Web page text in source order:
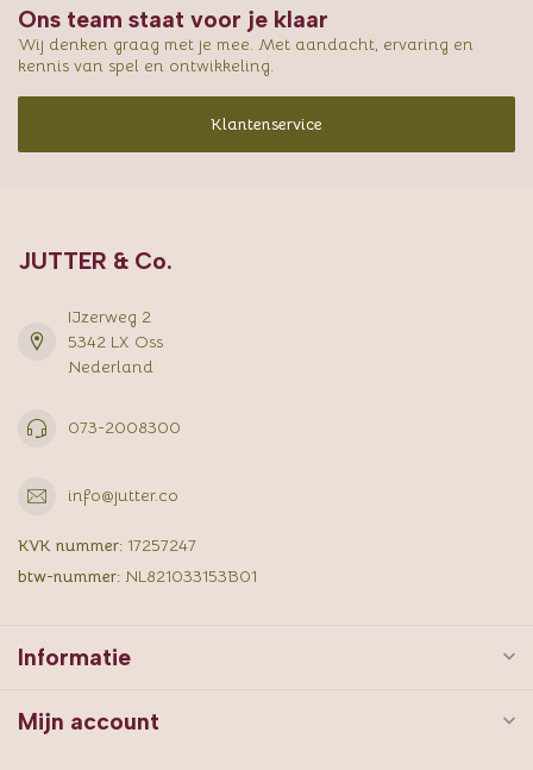
Ons team staat voor je klaar
Wij denken graag met je mee. Met aandacht, ervaring en
kennis van spel en ontwikkeling.
Klantenservice
JUTTER & Co.
IJzerweg 2
5342 LX Oss
Nederland
073-2008300
info@jutter.co
KVK nummer: 17257247
btw-nummer: NL821033153B01
Informatie
Mijn account